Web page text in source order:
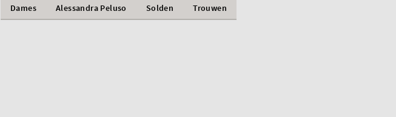
Dames Alessandra Peluso Solden Trouwen